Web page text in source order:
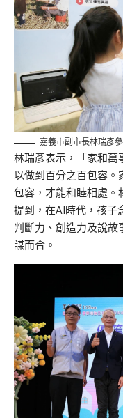
嘉義市副市長林瑞彥
林瑞彥表示，
「家和
以做到百分之百包容。
包容，才能和睦相處。
提到， 在AI時代， 孩子
判斷力、創造力及說故
謀而合。